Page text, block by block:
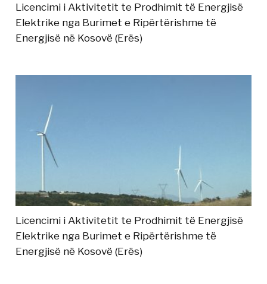
Licencimi i Aktivitetit te Prodhimit të Energjisë
Elektrike nga Burimet e Ripërtërishme të
Energjisë në Kosovë (Erës)
Licencimi i Aktivitetit te Prodhimit të Energjisë
Elektrike nga Burimet e Ripërtërishme të
Energjisë në Kosovë (Erës)